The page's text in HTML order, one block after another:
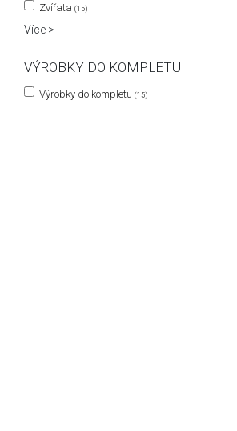
Zvířata (15)
Více >
VÝROBKY DO KOMPLETU
Výrobky do kompletu (15)